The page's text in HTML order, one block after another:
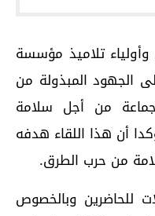
تلاميذ مؤسسة
الجهود المبذولة من
من أجل سلامة
أن هذا اللقاء هدفه
من حرب الطرق.
للحاضرين وبالخصوص